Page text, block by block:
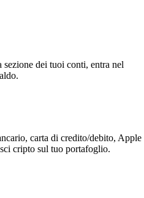
dei tuoi conti, entra nel
carta di credito/debito, Apple
cripto sul tuo portafoglio.